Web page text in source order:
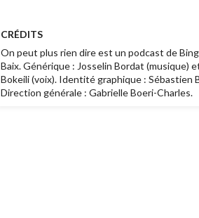
CRÉDITS
On peut plus rien dire est un podcast de
Baix. Générique : Josselin Bordat (musique)
Bokeili (voix). Identité graphique : Sébastien
Direction générale : Gabrielle Boeri-Charles.